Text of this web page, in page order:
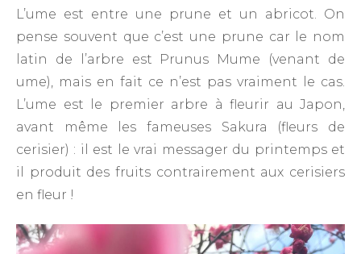
L’ume est entre une prune et un abricot. On
pense souvent que c’est une prune car le nom
latin de l’arbre est Prunus Mume (venant de
ume), mais en fait ce n’est pas vraiment le cas.
L’ume est le premier arbre à fleurir au Japon,
avant même les fameuses Sakura (fleurs de
cerisier) : il est le vrai messager du printemps et
il produit des fruits contrairement aux cerisiers
en fleur !